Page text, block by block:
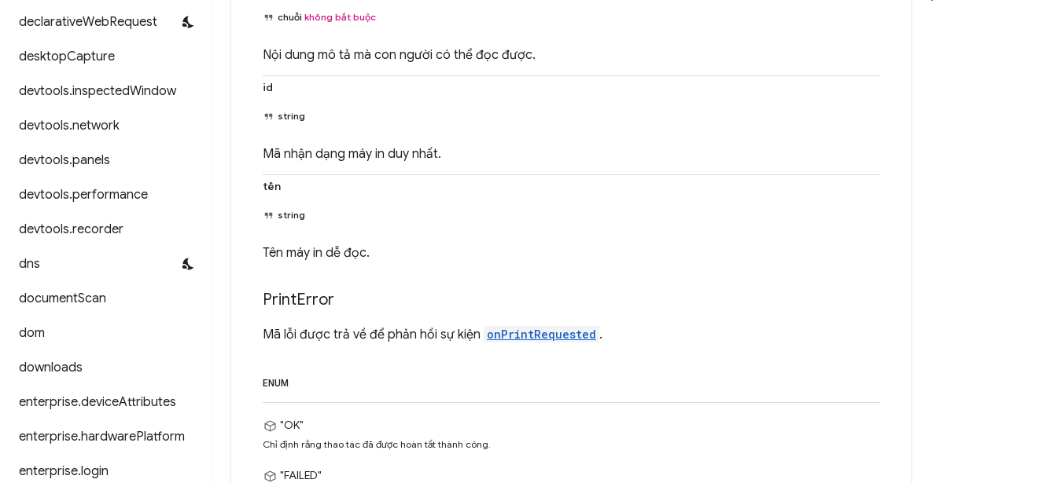
declarativeWebRequest
desktopCapture
devtools.inspectedWindow
devtools.network
devtools.panels
devtools.performance
devtools.recorder
dns
documentScan
dom
downloads
enterprise.deviceAttributes
enterprise.hardwarePlatform
enterprise.login
chuỗi không bắt buộc
Nội dung mô tả mà con người có thể đọc được.
id
string
Mã nhận dạng máy in duy nhất.
tên
string
Tên máy in dễ đọc.
PrintError
Mã lỗi được trả về để phản hồi sự kiện onPrintRequested .
ENUM
"OK"
Chỉ định rằng thao tác đã được hoàn tất thành công.
"FAILED"